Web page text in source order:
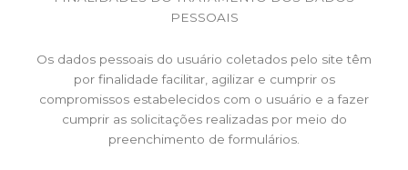
PESSOAIS
Os dados pessoais do usuário coletados pelo site têm
por finalidade facilitar, agilizar e cumprir os
compromissos estabelecidos com o usuário e a fazer
cumprir as solicitações realizadas por meio do
preenchimento de formulários.